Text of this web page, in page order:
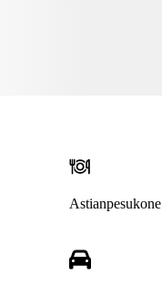
Astianpesukone